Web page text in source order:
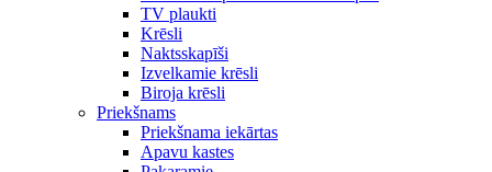
TV plaukti
Krēsli
Naktsskapīši
Izvelkamie krēsli
Biroja krēsli
Priekšnams
Priekšnama iekārtas
Apavu kastes